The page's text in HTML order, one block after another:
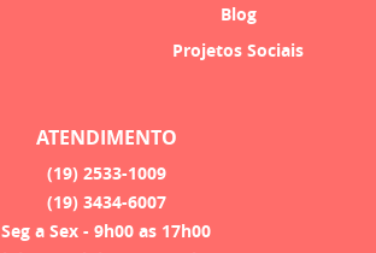
Blog
Projetos Sociais
ATENDIMENTO
(19) 2533-1009
(19) 3434-6007
Seg a Sex - 9h00 as 17h00